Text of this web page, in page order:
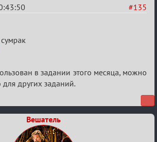
#135
в задании этого месяца, можно
для других заданий.
Вешатель